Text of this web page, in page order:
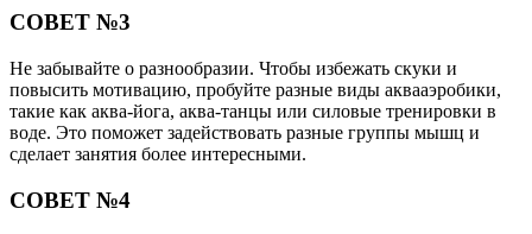
СОВЕТ №3
Не забывайте о разнообразии. Чтобы избежать скуки и
повысить мотивацию, пробуйте разные виды аквааэробики,
такие как аква-йога, аква-танцы или силовые тренировки в
воде. Это поможет задействовать разные группы мышц и
сделает занятия более интересными.
СОВЕТ №4